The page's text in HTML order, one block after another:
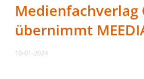
Medienfachverlag
übernimmt
10-01-2024